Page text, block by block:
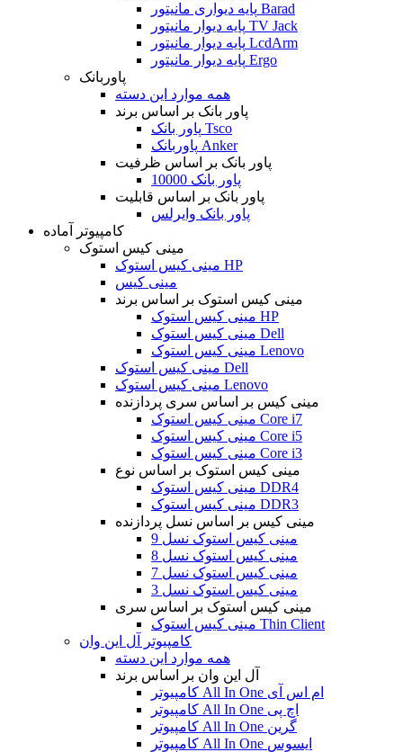
پایه دیواری مانیتور Barad
پایه دیوار مانیتور TV Jack
پایه دیوار مانیتور LcdArm
پایه دیوار مانیتور Ergo
پاوربانک
همه موارد این دسته
پاور بانک بر اساس برند
پاور بانک Tsco
پاوربانک Anker
پاور بانک بر اساس ظرفیت
پاور بانک 10000
پاور بانک بر اساس قابلیت
پاور بانک وایرلس
کامپیوتر آماده
مینی کیس استوک
مینی کیس استوک HP
مینی کیس
مینی کیس استوک بر اساس برند
مینی کیس استوک HP
مینی کیس استوک Dell
مینی کیس استوک Lenovo
مینی کیس استوک Dell
مینی کیس استوک Lenovo
مینی کیس بر اساس سری پردازنده
مینی کیس استوک Core i7
مینی کیس استوک Core i5
مینی کیس استوک Core i3
مینی کیس استوک بر اساس نوع
مینی کیس استوک DDR4
مینی کیس استوک DDR3
مینی کیس بر اساس نسل پردازنده
مینی کیس استوک نسل 9
مینی کیس استوک نسل 8
مینی کیس استوک نسل 7
مینی کیس استوک نسل 3
مینی کیس استوک بر اساس سری
مینی کیس استوک Thin Client
کامپیوتر آل این وان
همه موارد این دسته
آل این وان بر اساس برند
کامپیوتر All In One ام اس آی
کامپیوتر All In One اچ پی
کامپیوتر All In One گرین
کامپیوتر All In One ایسوس